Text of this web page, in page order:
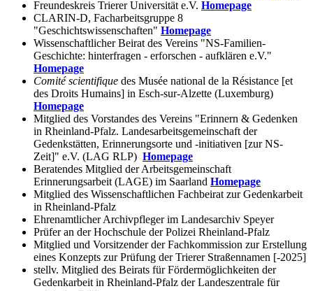
Freundeskreis Trierer Universität e.V. Homepage
CLARIN-D, Facharbeitsgruppe 8
"Geschichtswissenschaften" Homepage
Wissenschaftlicher Beirat des Vereins "NS-Familien-
Geschichte: hinterfragen - erforschen - aufklären e.V."
Homepage
Comité scientifique des Musée national de la Résistance [et
des Droits Humains] in Esch-sur-Alzette (Luxemburg)
Homepage
Mitglied des Vorstandes des Vereins "Erinnern & Gedenken
in Rheinland-Pfalz. Landesarbeitsgemeinschaft der
Gedenkstätten, Erinnerungsorte und -initiativen [zur NS-
Zeit]" e.V. (LAG RLP) Homepage
Beratendes Mitglied der Arbeitsgemeinschaft
Erinnerungsarbeit (LAGE) im Saarland Homepage
Mitglied des Wissenschaftlichen Fachbeirat zur Gedenkarbeit
in Rheinland-Pfalz
Ehrenamtlicher Archivpfleger im Landesarchiv Speyer
Prüfer an der Hochschule der Polizei Rheinland-Pfalz
Mitglied und Vorsitzender der Fachkommission zur Erstellung
eines Konzepts zur Prüfung der Trierer Straßennamen [-2025]
stellv. Mitglied des Beirats für Fördermöglichkeiten der
Gedenkarbeit in Rheinland-Pfalz der Landeszentrale für